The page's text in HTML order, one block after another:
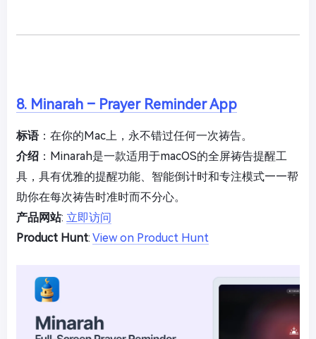
8. Minarah – Prayer Reminder App
标语：在你的Mac上，永不错过任何一次祷告。
介绍 ：Minarah是一款适用于macOS的全屏祷告提醒工
具，具有优雅的提醒功能、智能倒计时和专注模式——帮
助你在每次祷告时准时而不分心。
产品网站: 立即访问
Product Hunt: View on Product Hunt